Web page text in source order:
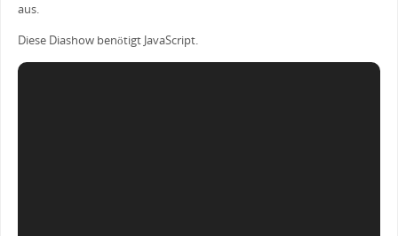
aus.
Diese Diashow benötigt JavaScript.